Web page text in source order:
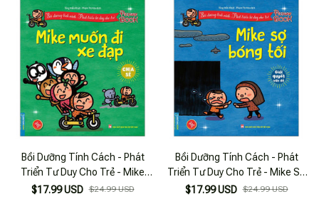
Bồi Dưỡng Tính Cách - Phát
Triển Tư Duy Cho Trẻ - Mike
Muốn Đi Xe Đạp - Chia Sẻ
$17.99 USD $24.99 USD
Bồi Dưỡng Tính Cách - Phát
Triển Tư Duy Cho Trẻ - Mike Sợ
Bóng Tối - Giải Quyết Vấn Đề
$17.99 USD $24.99 USD